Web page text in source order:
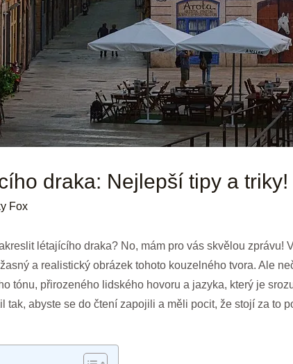
draka: Nejlepší tipy a triky!
Fox
létajícího draka? No, mám pro vás skvělou zprávu!
a realistický obrázek tohoto kouzelného tvora. Ale
tónu, přirozeného lidského hovoru a jazyka, který je
tak, abyste se do čtení zapojili a měli pocit, že stojí za to